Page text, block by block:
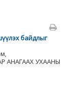
байдлыг
АНАГААХ УХААНЫ